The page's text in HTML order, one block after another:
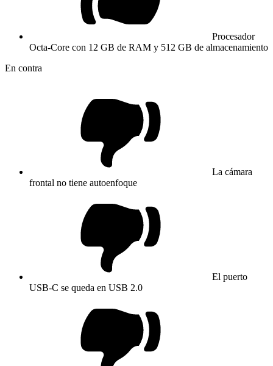
Procesador
Octa-Core con 12 GB de RAM y 512 GB de almacenamiento
En contra
La cámara
frontal no tiene autoenfoque
El puerto
USB-C se queda en USB 2.0